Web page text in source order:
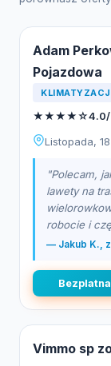
Adam
Pojazdowa
★★★★☆
Listopada,
"Polecam,
lawety na
robocie i
— Jakub K.,
Vimmo sp